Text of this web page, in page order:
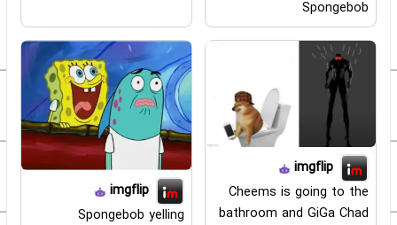
Spongebob
imgflip
Cheems is going to the
bathroom and GiGa Chad
imgflip
Spongebob yelling